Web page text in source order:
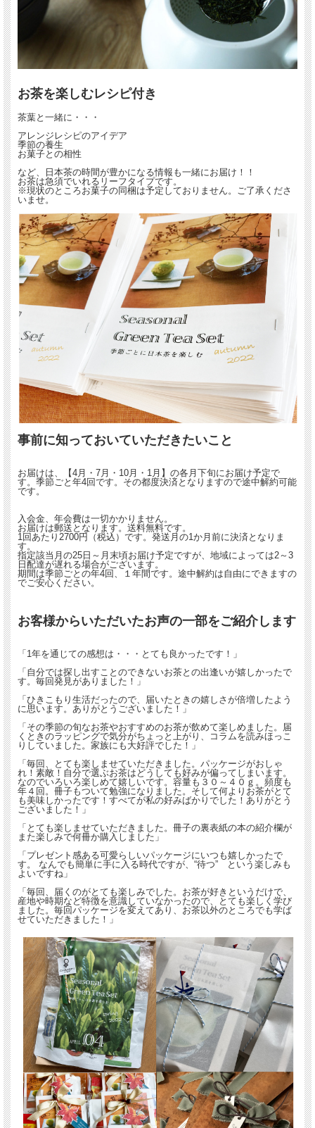
お茶を楽しむレシピ付き
茶葉と一緒に・・・
アレンジレシピのアイデア
季節の養生
お菓子との相性
など、日本茶の時間が豊かになる情報も一緒にお届け！！
お茶は急須でいれるリーフタイプです。
※現状のところお菓子の同梱は予定しておりません。ご了承くださ
いませ。
事前に知っておいていただきたいこと
お届けは、【4月・7月・10月・1月】の各月下旬にお届け予定で
す。季節ごと年4回です。その都度決済となりますので途中解約可能
です。
入会金、年会費は一切かかりません。
お届けは郵送となります。送料無料です。
1回あたり2700円（税込）です。発送月の1か月前に決済となりま
す。
指定該当月の25日～月末頃お届け予定ですが、地域によっては2～3
日配達が遅れる場合がございます。
期間は季節ごとの年4回、１年間です。途中解約は自由にできますの
でご安心ください。
お客様からいただいたお声の一部をご紹介します
「1年を通じての感想は・・・とても良かったです！」
「自分では探し出すことのできないお茶との出逢いが嬉しかったで
す。毎回発見がありました！」
「ひきこもり生活だったので、届いたときの嬉しさが倍増したよう
に思います。ありがとうございました！」
「その季節の旬なお茶やおすすめのお茶が飲めて楽しめました。届
くときのラッピングで気分がちょっと上がり、コラムを読みほっこ
りしていました。家族にも大好評でした！」
「毎回、とても楽しませていただきました。パッケージがおしゃ
れ！素敵！自分で選ぶお茶はどうしても好みが偏ってしまいます。
なのでいろいろ楽しめて嬉しいです。容量も３０～４０ｇ。頻度も
年４回。冊子もついて勉強になりました。そして何よりお茶がとて
も美味しかったです！すべてが私の好みばかりでした！ありがとう
ございました！」
「とても楽しませていただきました。冊子の裏表紙の本の紹介欄が
また楽しみで何冊か購入しました」
「プレゼント感ある可愛らしいパッケージにいつも嬉しかったで
す。 なんでも簡単に手に入る時代ですが、“待つ” という楽しみも
よいですね」
「毎回、届くのがとても楽しみでした。お茶が好きというだけで、
産地や時期など特徴を意識していなかったので、とても楽しく学び
ました。毎回パッケージを変えてあり、お茶以外のところでも学ば
せていただきました！」